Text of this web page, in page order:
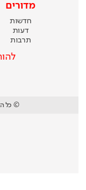
מדורים
חדשות
דעות
תרבות
© כל